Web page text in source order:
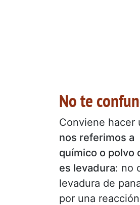
No te
Conviene hacer
nos referimos a
químico o polvo
es levadura: no
levadura de
por una